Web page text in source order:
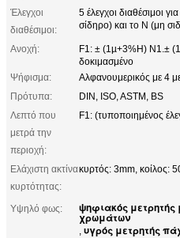
Έλεγχοι
διαθέσιμοι:
5 έλεγχοι διαθέσιμοι
σίδηρο) και το Ν (μη
Ανοχή:
F1: ± (1µ+3%H) N1.±
δοκιμασμένο
Ψήφισμα:
Αλφανουμερικός με 4
Πρότυπα:
DIN, ISO, ASTM, BS
Λεπτό που
μετρά την
περιοχή:
F1: (τυποποιημένος
Ελάχιστη ακτίνα
κυρτότητας:
κυρτός: 3mm, κοίλος:
Υψηλό φως: ψηφιακός
χρωμάτων
, υγρός μετρητής